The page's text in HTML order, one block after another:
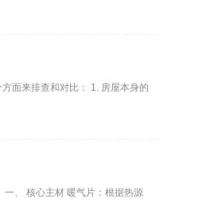
面来排查和对比： 1. 房屋本身的
气片：根据热源